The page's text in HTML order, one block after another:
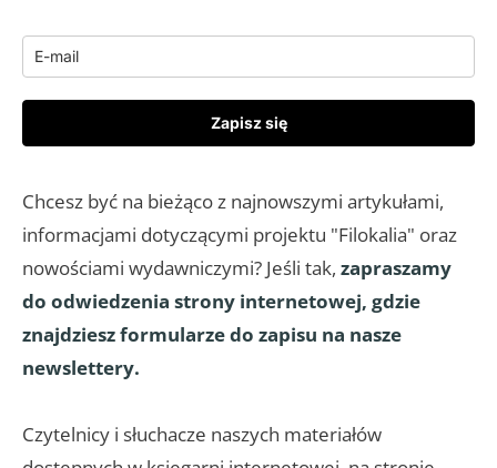
Zapisz się
Chcesz być na bieżąco z najnowszymi artykułami,
informacjami dotyczącymi projektu "Filokalia" oraz
nowościami wydawniczymi? Jeśli tak, zapraszamy
do odwiedzenia strony internetowej, gdzie
znajdziesz formularze do zapisu na nasze
newslettery.
Czytelnicy i słuchacze naszych materiałów